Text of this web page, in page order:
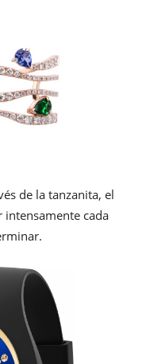
de la tanzanita, el
cada